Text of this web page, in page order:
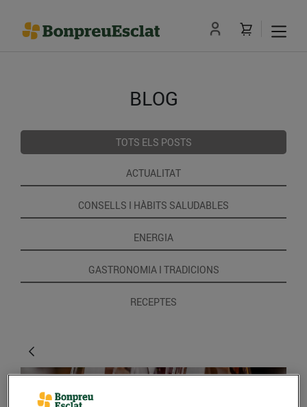
BLOG
TOTS ELS POSTS
ACTUALITAT
CONSELLS I HÀBITS SALUDABLES
ENERGIA
GASTRONOMIA I TRADICIONS
RECEPTES